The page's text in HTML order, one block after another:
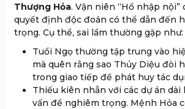
Thượng Hỏa. Vận niên “Hổ nhập
quyết định độc đoán có thể dẫn đến
trọng. Cụ thể, sai lầm thường gặp như:
Tuổi Ngọ thường tập trung vào
mà quên rằng sao Thủy Diệu đòi
trong giao tiếp để phát huy tác
Thiếu kiên nhẫn với các dự án dài
vấn đề nghiêm trọng. Mệnh Hỏa